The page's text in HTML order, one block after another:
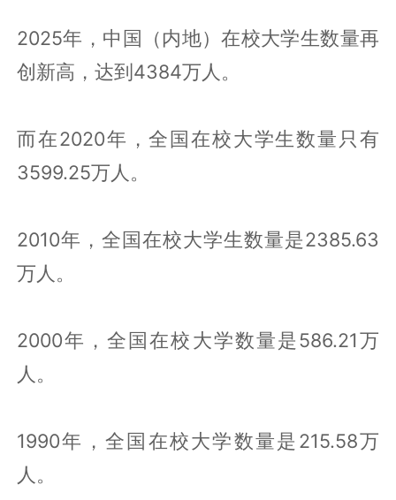
2025年，中国（内地）在校大学生数量再
创新高，达到4384万人。
而在2020年，全国在校大学生数量只有
3599.25万人。
2010年，全国在校大学生数量是2385.63
万人。
2000年，全国在校大学数量是586.21万
人。
1990年，全国在校大学数量是215.58万
人。